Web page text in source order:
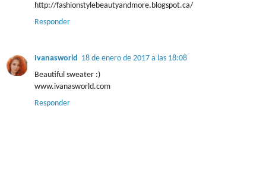
http://fashionstylebeautyandmore.blogspot.ca/
Responder
Ivanasworld 18 de enero de 2017 a las 18:08
Beautiful sweater :)
www.ivanasworld.com
Responder